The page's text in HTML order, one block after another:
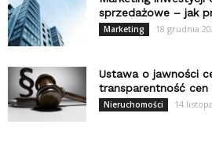
sprzedażowe – jak
Marketing 18 grudnia
Ustawa o jawności
transparentność
Nieruchomości 14